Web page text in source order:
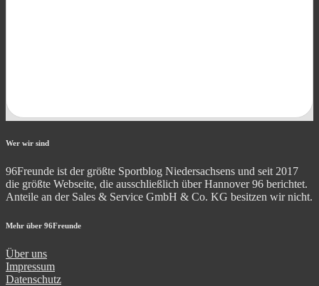
Wer wir sind
96Freunde ist der größte Sportblog Niedersachsens und seit 2017
die größte Webseite, die ausschließlich über Hannover 96 berichtet.
Anteile an der Sales & Service GmbH & Co. KG besitzen wir nicht.
Mehr über 96Freunde
Über uns
Impressum
Datenschutz